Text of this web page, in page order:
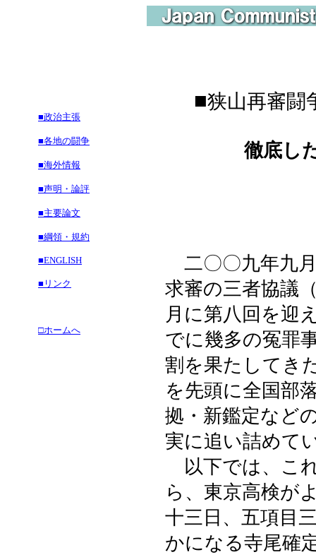
■政治主張
■各地の闘争
■海外情報
■声明・論評
■主要論文
■綱領・規約
■ENGLISH
■リンク
□ホームへ
■狭山再審闘
徹底し
二〇〇九年九
求審の三者協議
月に第八回を迎
でに幾多の冤罪
割を果たしてき
を先頭に全国部
拠・新鑑定など
実に追い詰めて
以下では、こ
ら、東京高検が
十三日、五項目
かになる寺尾確